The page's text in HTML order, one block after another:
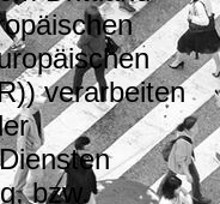
verarbeiten
bzw.